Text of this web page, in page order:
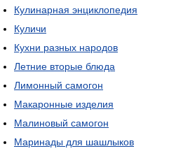
Кулинарная энциклопедия
Куличи
Кухни разных народов
Летние вторые блюда
Лимонный самогон
Макаронные изделия
Малиновый самогон
Маринады для шашлыков